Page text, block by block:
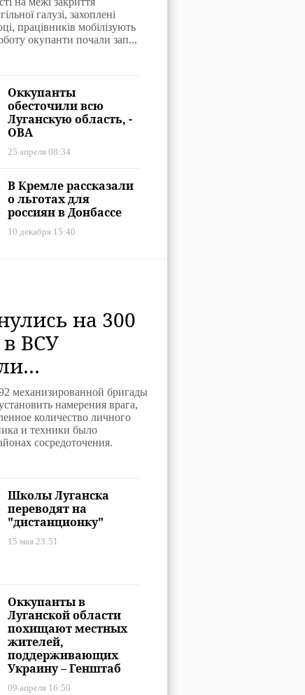
запрошують
в шахтах
галузі, захоплені
працівників мобілізують
окупанти почали зап...
Оккупанты
обесточили всю
Луганскую область, -
ОВА
25 апреля 08:34
В Кремле рассказали
о льготах для
россиян в Донбассе
10 декабря 15:40
на 300
ВСУ
боев на
механизированной бригады
намерения врага,
количество личного
и техники было
сосредоточения.
Школы Луганска
переводят на
"дистанционку"
15 мая 23:51
Оккупанты в
Луганской области
похищают местных
жителей,
поддерживающих
Украину – Генштаб
09 апреля 16:50